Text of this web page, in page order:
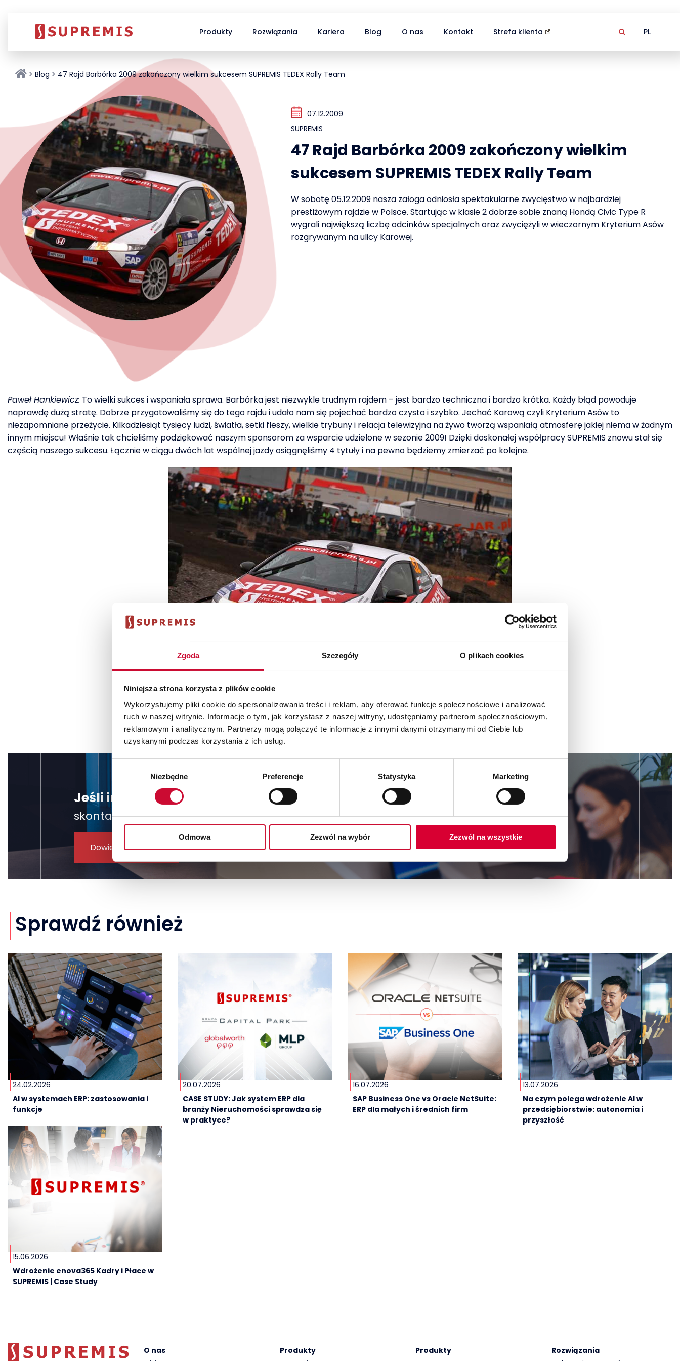
Zgoda Szczegóły O plikach cookies
Niniejsza strona korzysta z plików cookie
Wykorzystujemy pliki cookie do spersonalizowania treści i reklam, aby oferować funkcje społecznościowe i analizować
ruch w naszej witrynie. Informacje o tym, jak korzystasz z naszej witryny, udostępniamy partnerom społecznościowym,
reklamowym i analitycznym. Partnerzy mogą połączyć te informacje z innymi danymi otrzymanymi od Ciebie lub
uzyskanymi podczas korzystania z ich usług.
Niezbędne Preferencje Statystyka Marketing
Odmowa Zezwól na wybór Zezwól na wszystkie
Produkty Rozwiązania Kariera Blog O nas Kontakt Strefa klienta PL
Blog 47 Rajd Barbórka 2009 zakończony wielkim sukcesem SUPREMIS TEDEX Rally Team
07.12.2009
SUPREMIS
47 Rajd Barbórka 2009 zakończony wielkim
sukcesem SUPREMIS TEDEX Rally Team
W sobotę 05.12.2009 nasza załoga odniosła spektakularne zwycięstwo w najbardziej
prestiżowym rajdzie w Polsce. Startując w klasie 2 dobrze sobie znaną Hondą Civic Type R
wygrali największą liczbę odcinków specjalnych oraz zwyciężyli w wieczornym Kryterium Asów
rozgrywanym na ulicy Karowej.
Paweł Hankiewicz: To wielki sukces i wspaniała sprawa. Barbórka jest niezwykle trudnym rajdem – jest bardzo techniczna i bardzo krótka. Każdy błąd powoduje
naprawdę dużą stratę. Dobrze przygotowaliśmy się do tego rajdu i udało nam się pojechać bardzo czysto i szybko. Jechać Karową czyli Kryterium Asów to
niezapomniane przeżycie. Kilkadziesiąt tysięcy ludzi, światła, setki fleszy, wielkie trybuny i relacja telewizyjna na żywo tworzą wspaniałą atmosferę jakiej niema w żadnym
innym miejscu! Właśnie tak chcieliśmy podziękować naszym sponsorom za wsparcie udzielone w sezonie 2009! Dzięki doskonałej współpracy SUPREMIS znowu stał się
częścią naszego sukcesu. Łącznie w ciągu dwóch lat wspólnej jazdy osiągnęliśmy 4 tytuły i na pewno będziemy zmierzać po kolejne.
Jeśli interesuje Cię usprawnianie działania Twojego przedsiębiorstwa,
skontaktuj się z nami, żeby uzyskać więcej informacji.
Dowiedz się więcej
Sprawdź również
24.02.2026
AI w systemach ERP: zastosowania i
funkcje
20.07.2026
CASE STUDY: Jak system ERP dla
branży Nieruchomości sprawdza się
w praktyce?
16.07.2026
SAP Business One vs Oracle NetSuite:
ERP dla małych i średnich firm
13.07.2026
Na czym polega wdrożenie AI w
przedsiębiorstwie: autonomia i
przyszłość
15.06.2026
Wdrożenie enova365 Kadry i Płace w
SUPREMIS | Case Study
O nas
Produkty
Produkty
Rozwiązania